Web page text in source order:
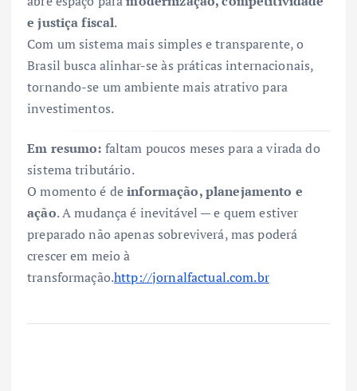
e justiça fiscal.
Com um sistema mais simples e transparente, o
Brasil busca alinhar-se às práticas internacionais,
tornando-se um ambiente mais atrativo para
investimentos.
Em resumo: faltam poucos meses para a virada do
sistema tributário.
O momento é deinformação, planejamento e
ação. A mudança é inevitável — e quem estiver
preparado não apenas sobreviverá, mas poderá
crescer em meio à
transformação.http://jornalfactual.com.br